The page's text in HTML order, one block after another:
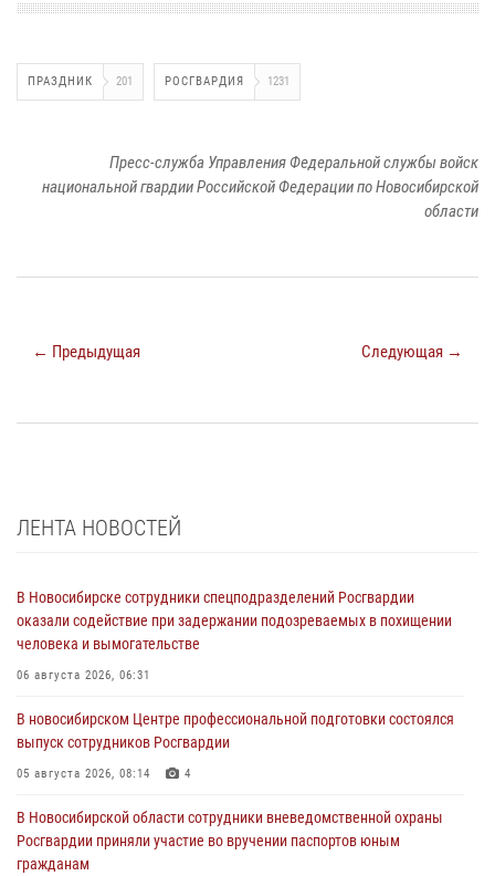
ПРАЗДНИК 201 РОСГВАРДИЯ 1231
Пресс-служба Управления Федеральной службы войск
национальной гвардии Российской Федерации по Новосибирской
области
← Предыдущая Следующая →
ЛЕНТА НОВОСТЕЙ
В Новосибирске сотрудники спецподразделений Росгвардии
оказали содействие при задержании подозреваемых в похищении
человека и вымогательстве
06 августа 2026, 06:31
В новосибирском Центре профессиональной подготовки состоялся
выпуск сотрудников Росгвардии
05 августа 2026, 08:14 4
В Новосибирской области сотрудники вневедомственной охраны
Росгвардии приняли участие во вручении паспортов юным
гражданам